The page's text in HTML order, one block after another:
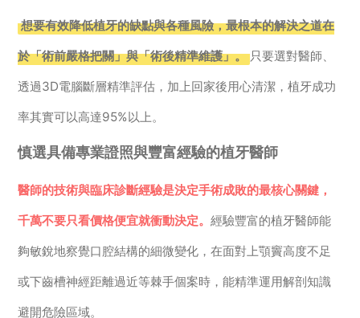
想要有效降低植牙的缺點與各種風險，最根本的解決之道在
於「術前嚴格把關」與「術後精準維護」。 只要選對醫師、
透過3D電腦斷層精準評估，加上回家後用心清潔，植牙成功
率其實可以高達95%以上。
慎選具備專業證照與豐富經驗的植牙醫師
醫師的技術與臨床診斷經驗是決定手術成敗的最核心關鍵，
千萬不要只看價格便宜就衝動決定。經驗豐富的植牙醫師能
夠敏銳地察覺口腔結構的細微變化，在面對上顎竇高度不足
或下齒槽神經距離過近等棘手個案時，能精準運用解剖知識
避開危險區域。